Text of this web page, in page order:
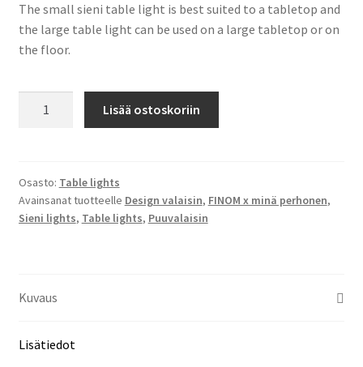
The small sieni table light is best suited to a tabletop and
the large table light can be used on a large tabletop or on
the floor.
Sieni
Small
Table
Lisää ostoskoriin
Osasto: Table lights
Avainsanat tuotteelle Design valaisin, FINOM x minä perhonen,
Sieni lights, Table lights, Puuvalaisin
Kuvaus
Lisätiedot